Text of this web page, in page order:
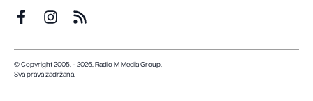
© Copyright 2005. - 2026. Radio M Media Group.
Sva prava zadržana.